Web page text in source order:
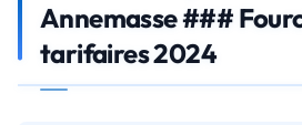
Annemasse ###
tarifaires 2024